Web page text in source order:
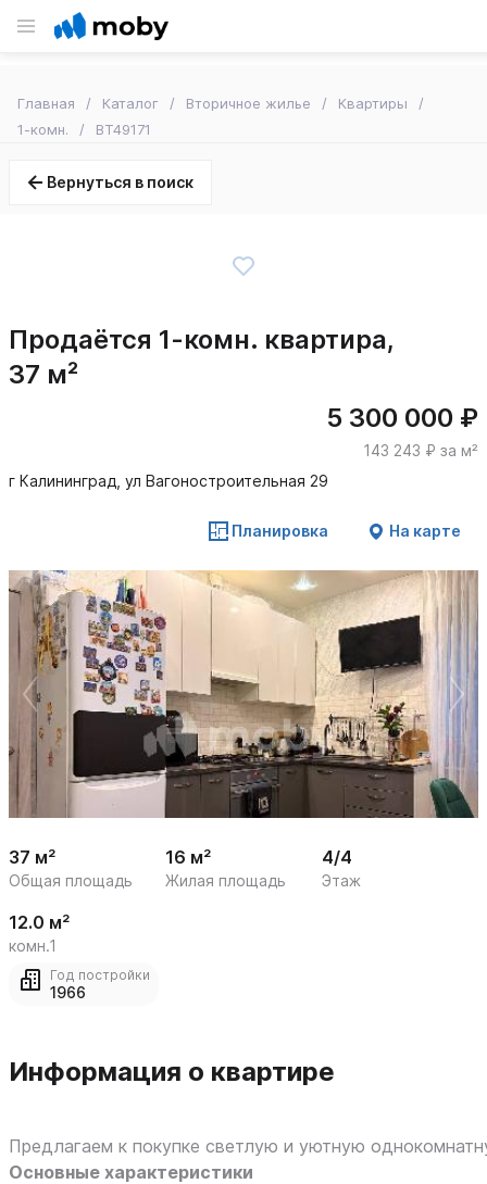
Главная Каталог Вторичное жилье
Квартиры
1-комн.
BT49171
Вернуться в поиск
Продаётся 1-комн. квартира,
37 м²
5 300 000 ₽
143 243 ₽ за м²
г Калининград, ул Вагоностроительная 29
Планировка На карте
/
37 м²
Общая площадь
16 м²
Жилая площадь
4/4
Этаж
12.0 м²
комн.1
Год постройки
1966
Информация о квартире
Предлагаем к покупке светлую и уютную
Основные характеристики